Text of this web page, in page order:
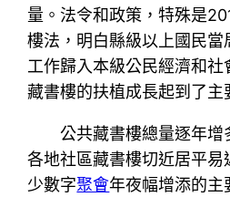
量。法令和政策，特殊是
樓法，明白縣級以上國民
工作歸入本級公民經濟和
藏書樓的扶植成長起到了主
公共藏書樓總量逐年增
各地社區藏書樓切近居平易
少數字聚會年夜幅增添的主